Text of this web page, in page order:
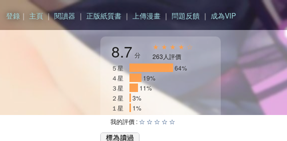
登錄 ｜ 主頁｜閱讀器 ｜ 正版紙質書 ｜ 上傳漫畫 ｜ 問題反饋 ｜ 成為VIP
8.7 分
★ ★ ★ ★ ☆
263人評價
５星
64%
４星
19%
３星
11%
２星
3%
１星
1%
我的評價 : ☆ ☆ ☆ ☆ ☆